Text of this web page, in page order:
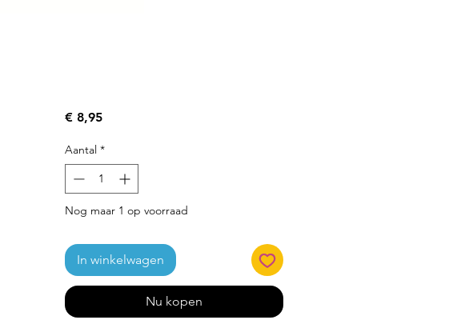
€ 8,95Prijs
Aantal *
Nog maar 1 op voorraad
In winkelwagen
Nu kopen